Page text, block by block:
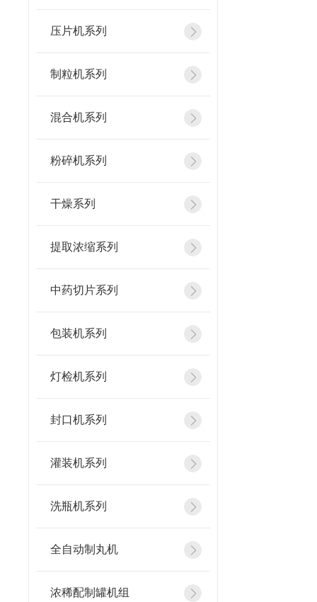
压片机系列
制粒机系列
混合机系列
粉碎机系列
干燥系列
提取浓缩系列
中药切片系列
包装机系列
灯检机系列
封口机系列
灌装机系列
洗瓶机系列
全自动制丸机
浓稀配制罐机组